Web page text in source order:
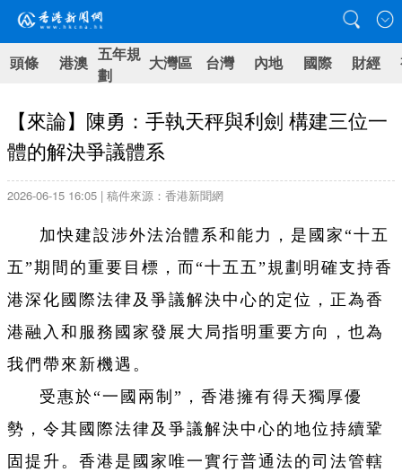
頭條 港澳 五年規
劃
大灣區 台灣 內地 國際 財經
【來論】陳勇：手執天秤與利劍 構建三位一
體的解決爭議體系
2026-06-15 16:05 | 稿件來源：香港新聞網
加快建設涉外法治體系和能力，是國家“十五
五”期間的重要目標，而“十五五”規劃明確支持香
港深化國際法律及爭議解決中心的定位，正為香
港融入和服務國家發展大局指明重要方向，也為
我們帶來新機遇。
受惠於“一國兩制”，香港擁有得天獨厚優
勢，令其國際法律及爭議解決中心的地位持續鞏
固提升。香港是國家唯一實行普通法的司法管轄